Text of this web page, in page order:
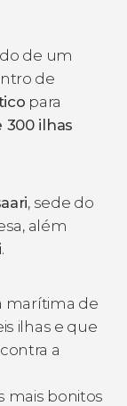
de um
de
para
300 ilhas
, sede do
além
.
marítima de
ilhas e que
a
mais bonitos